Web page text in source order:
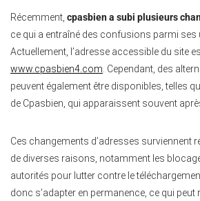
Récemment, cpasbien a subi plusieurs
ce qui a entraîné des confusions parmi ses
Actuellement, l’adresse accessible du site
www.cpasbien4.com . Cependant, des
peuvent également être disponibles, telles
de Cpasbien, qui apparaissent souvent
Ces changements d’adresses surviennent
de diverses raisons, notamment les
autorités pour lutter contre le
donc s’adapter en permanence, ce qui